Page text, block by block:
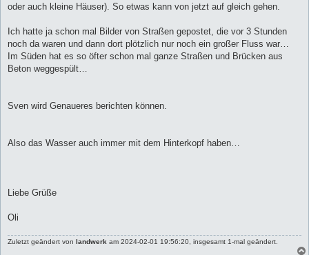
oder auch kleine Häuser). So etwas kann von jetzt auf gleich gehen.
Ich hatte ja schon mal Bilder von Straßen gepostet, die vor 3 Stunden
noch da waren und dann dort plötzlich nur noch ein großer Fluss war…
Im Süden hat es so öfter schon mal ganze Straßen und Brücken aus
Beton weggespült…
Sven wird Genaueres berichten können.
Also das Wasser auch immer mit dem Hinterkopf haben…
Liebe Grüße
Oli
Zuletzt geändert von landwerk am 2024-02-01 19:56:20, insgesamt 1-mal geändert.